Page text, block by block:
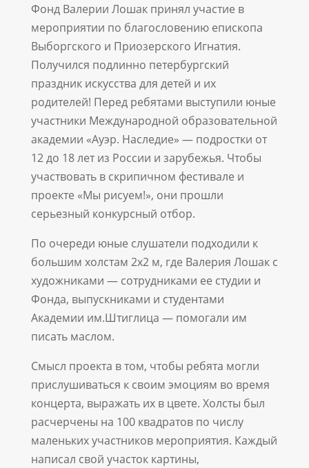
Фонд Валерии Лошак принял участие в
мероприятии по благословению епископа
Выборгского и Приозерского Игнатия.
Получился подлинно петербургский
праздник искусства для детей и их
родителей! Перед ребятами выступили юные
участники Международной образовательной
академии «Ауэр. Наследие» — подростки от
12 до 18 лет из России и зарубежья. Чтобы
участвовать в скрипичном фестивале и
проекте «Мы рисуем!», они прошли
серьезный конкурсный отбор.
По очереди юные слушатели подходили к
большим холстам 2х2 м, где Валерия Лошак с
художниками — сотрудниками ее студии и
Фонда, выпускниками и студентами
Академии им.Штиглица — помогали им
писать маслом.
Смысл проекта в том, чтобы ребята могли
прислушиваться к своим эмоциям во время
концерта, выражать их в цвете. Холсты был
расчерчены на 100 квадратов по числу
маленьких участников мероприятия. Каждый
написал свой участок картины,